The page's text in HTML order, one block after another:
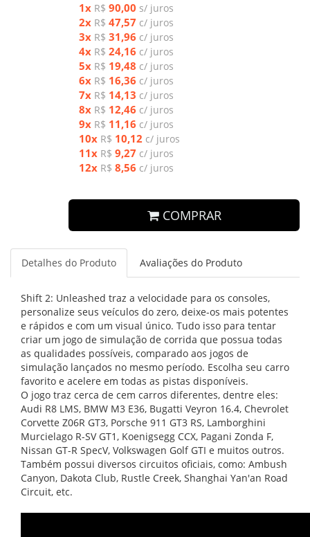
1x R$ 90,00 s/ juros
2x R$ 47,57 c/ juros
3x R$ 31,96 c/ juros
4x R$ 24,16 c/ juros
5x R$ 19,48 c/ juros
6x R$ 16,36 c/ juros
7x R$ 14,13 c/ juros
8x R$ 12,46 c/ juros
9x R$ 11,16 c/ juros
10x R$ 10,12 c/ juros
11x R$ 9,27 c/ juros
12x R$ 8,56 c/ juros
COMPRAR
Detalhes do Produto Avaliações do Produto
Shift 2: Unleashed traz a velocidade para os consoles,
personalize seus veículos do zero, deixe-os mais potentes
e rápidos e com um visual único. Tudo isso para tentar
criar um jogo de simulação de corrida que possua todas
as qualidades possíveis, comparado aos jogos de
simulação lançados no mesmo período. Escolha seu carro
favorito e acelere em todas as pistas disponíveis.
O jogo traz cerca de cem carros diferentes, dentre eles:
Audi R8 LMS, BMW M3 E36, Bugatti Veyron 16.4, Chevrolet
Corvette Z06R GT3, Porsche 911 GT3 RS, Lamborghini
Murcielago R-SV GT1, Koenigsegg CCX, Pagani Zonda F,
Nissan GT-R SpecV, Volkswagen Golf GTI e muitos outros.
Também possui diversos circuitos oficiais, como: Ambush
Canyon, Dakota Club, Rustle Creek, Shanghai Yan'an Road
Circuit, etc.